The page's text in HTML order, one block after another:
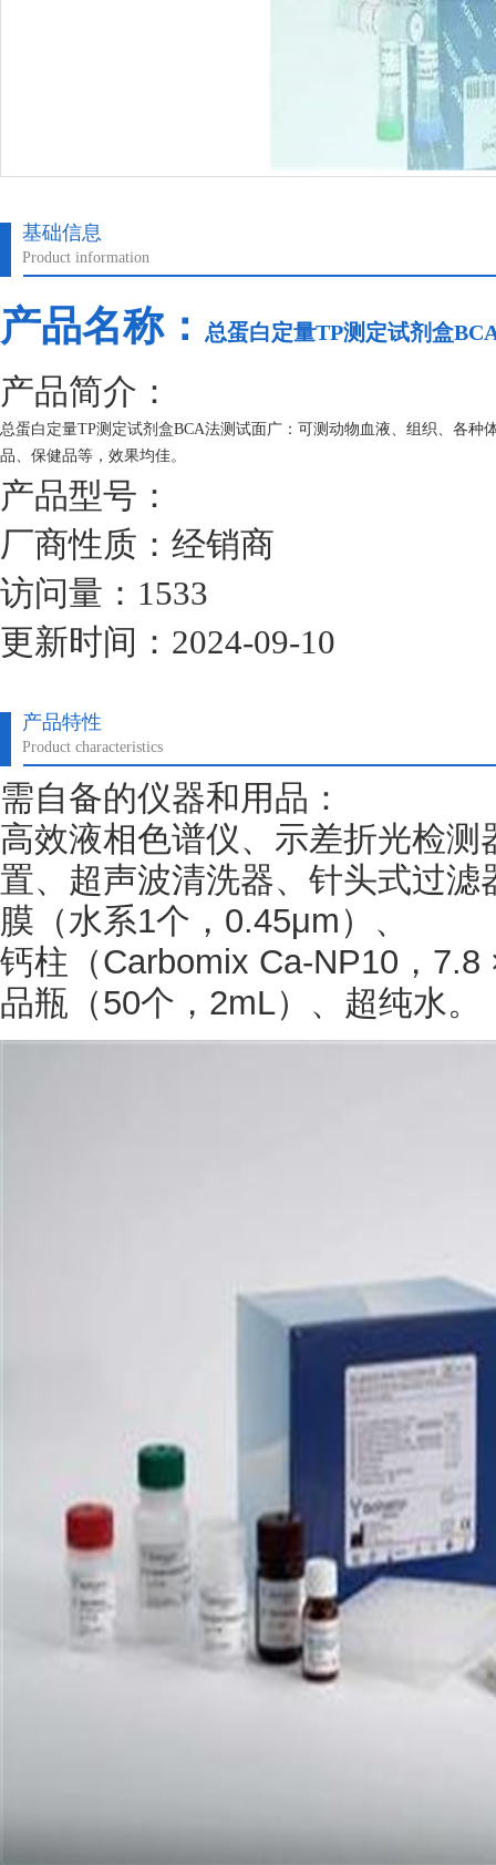
基础信息
Product information
产品名称： 总蛋白定量TP测定试剂盒
产品简介：
总蛋白定量TP测定试剂盒BCA法测试面广：可测动物血液、组织、各
品、保健品等，效果均佳。
产品型号：
厂商性质：经销商
访问量：1533
更新时间：2024-09-10
产品特性
Product characteristics
需自备的仪器和用品：
高效液相色谱仪、示差折光检
置、超声波清洗器、针头式过滤
膜（水系1个，0.45μm）、
钙柱（Carbomix Ca-NP10，
品瓶（50个，2mL）、超纯水。